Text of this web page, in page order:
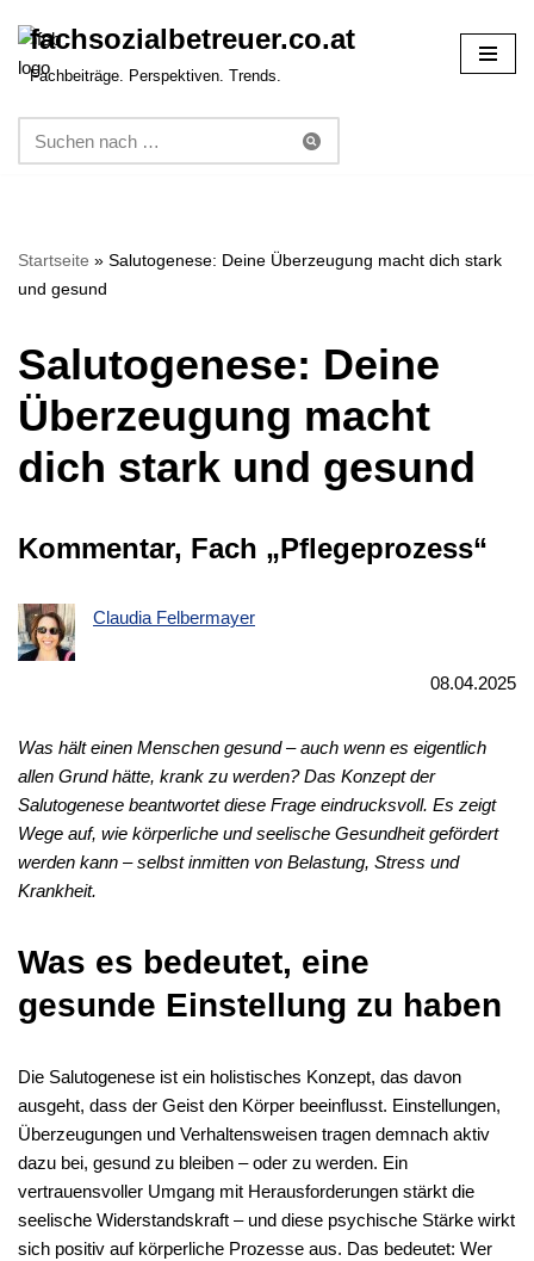
Zum
springen
fachsozialbetreuer.co.at
Fachbeiträge. Perspektiven. Trends.
Startseite » Salutogenese: Deine Überzeugung macht dich stark
und gesund
Salutogenese: Deine
Überzeugung macht
dich stark und gesund
Kommentar, Fach „Pflegeprozess“
Claudia Felbermayer
08.04.2025
Was hält einen Menschen gesund – auch wenn es eigentlich
allen Grund hätte, krank zu werden? Das Konzept der
Salutogenese beantwortet diese Frage eindrucksvoll. Es zeigt
Wege auf, wie körperliche und seelische Gesundheit gefördert
werden kann – selbst inmitten von Belastung, Stress und
Krankheit.
Was es bedeutet, eine
gesunde Einstellung zu haben
Die Salutogenese ist ein holistisches Konzept, das davon
ausgeht, dass der Geist den Körper beeinflusst. Einstellungen,
Überzeugungen und Verhaltensweisen tragen demnach aktiv
dazu bei, gesund zu bleiben – oder zu werden. Ein
vertrauensvoller Umgang mit Herausforderungen stärkt die
seelische Widerstandskraft – und diese psychische Stärke wirkt
sich positiv auf körperliche Prozesse aus. Das bedeutet: Wer